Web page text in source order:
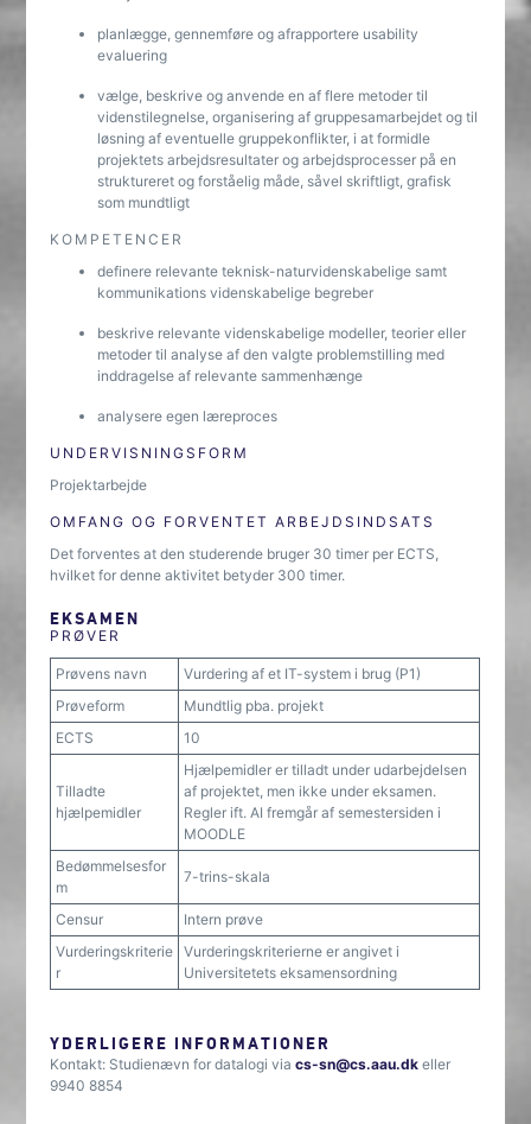
planlægge, gennemføre og afrapportere usability
evaluering
vælge, beskrive og anvende en af flere metoder til
videnstilegnelse, organisering af gruppesamarbejdet og til
løsning af eventuelle gruppekonflikter, i at formidle
projektets arbejdsresultater og arbejdsprocesser på en
struktureret og forståelig måde, såvel skriftligt, grafisk
som mundtligt
KOMPETENCER
definere relevante teknisk-naturvidenskabelige samt
kommunikations videnskabelige begreber
beskrive relevante videnskabelige modeller, teorier eller
metoder til analyse af den valgte problemstilling med
inddragelse af relevante sammenhænge
analysere egen læreproces
UNDERVISNINGSFORM
Projektarbejde
OMFANG OG FORVENTET ARBEJDSINDSATS
Det forventes at den studerende bruger 30 timer per ECTS,
hvilket for denne aktivitet betyder 300 timer.
EKSAMEN
PRØVER
Prøvens navn
Vurdering af et IT-system i brug (P1)
Prøveform
Mundtlig pba. projekt
ECTS
10
Tilladte
hjælpemidler
Hjælpemidler er tilladt under udarbejdelsen
af projektet, men ikke under eksamen.
Regler ift. AI fremgår af semestersiden i
MOODLE
Bedømmelsesfor
m
7-trins-skala
Censur
Intern prøve
Vurderingskriterie
r
Vurderingskriterierne er angivet i
Universitetets eksamensordning
YDERLIGERE INFORMATIONER
Kontakt: Studienævn for datalogi viacs-sn@cs.aau.dk eller
9940 8854